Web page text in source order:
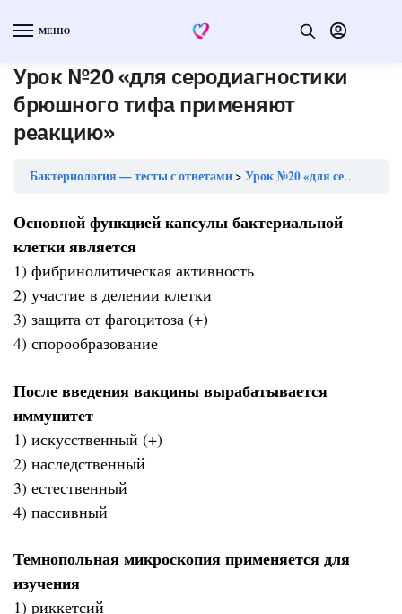
МЕНЮ
Урок №20 «для серодиагностики
брюшного тифа применяют
реакцию»
Бактериология — тесты с ответами Урок №20 «для серодиагностики брюшного тифа применяют реакцию»
Основной функцией капсулы бактериальной
клетки является
1) фибринолитическая активность
2) участие в делении клетки
3) защита от фагоцитоза (+)
4) спорообразование
После введения вакцины вырабатывается
иммунитет
1) искусственный (+)
2) наследственный
3) естественный
4) пассивный
Темнопольная микроскопия применяется для
изучения
1) риккетсий